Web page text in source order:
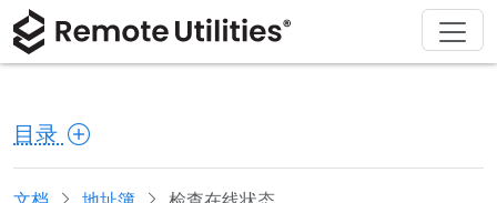
目录
产品
安全性
截图
解决方案
制造业与零售
医疗保健
下载
macOS
Linux
购买
许可证助手
升级您的许可证
支持
文档
知识库
关于
新闻发布室
撰写评论